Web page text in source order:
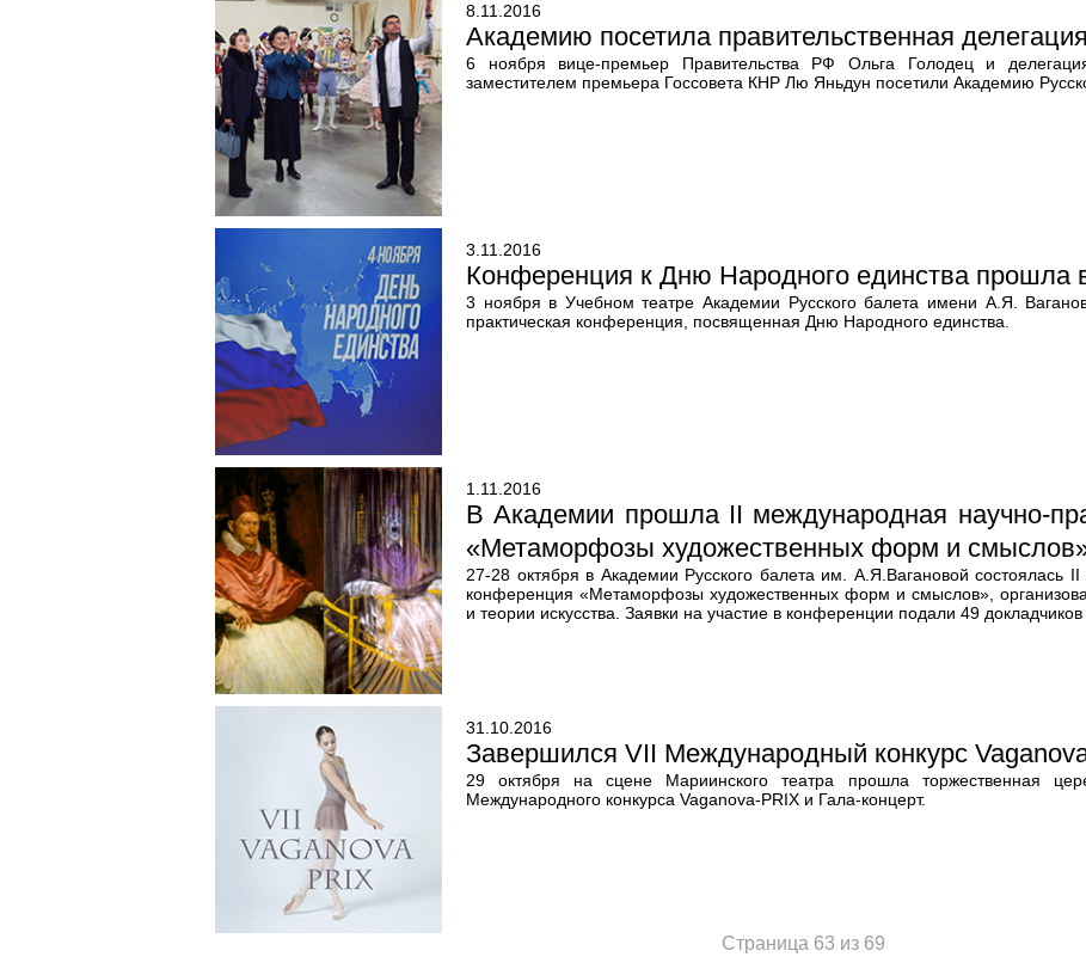
8.11.2016
Академию посетила правительственная
6 ноября вице-премьер Правительства РФ Ольга Голодец и
заместителем премьера Госсовета КНР Лю Яньдун посетили Академию
3.11.2016
Конференция к Дню Народного единства прошла
3 ноября в Учебном театре Академии Русского балета имени А.Я.
практическая конференция, посвященная Дню Народного единства.
1.11.2016
В Академии прошла II международная научно-
«Метаморфозы художественных форм и
27-28 октября в Академии Русского балета им. А.Я.Вагановой состоялась
конференция «Метаморфозы художественных форм и смыслов»,
и теории искусства. Заявки на участие в конференции подали 49
31.10.2016
Завершился VII Международный конкурс
29 октября на сцене Мариинского театра прошла торжественная
Международного конкурса Vaganova-PRIX и Гала-концерт.
Страница 63 из 69